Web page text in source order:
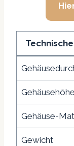
Gehäusehöhe
Gehäuse-
Gewicht